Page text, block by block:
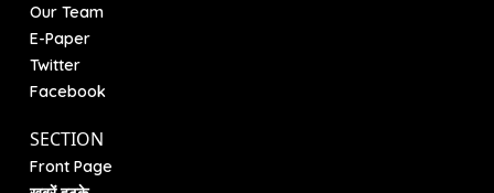
Our Team
E-Paper
Twitter
Facebook
SECTION
Front Page